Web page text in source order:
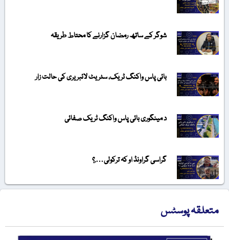
شوگر کے ساتھ رمضان گزارنے کا محتاط طریقہ
بائی پاس واکنگ ٹریک، سٹریٹ لائبریری کی حالت زار
د مینگوری بائی پاس واکنگ ٹریک صفائی
گراسی گراونڈ او کہ ترکولی….؟
متعلقہ پوسٹس